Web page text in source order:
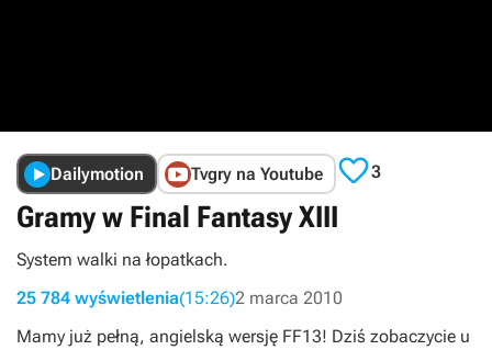
Dailymotion Tvgry na Youtube 3
Gramy w Final Fantasy XIII
System walki na łopatkach.
25 784 wyświetlenia(15:26)2 marca 2010
Mamy już pełną, angielską wersję FF13! Dziś zobaczycie u